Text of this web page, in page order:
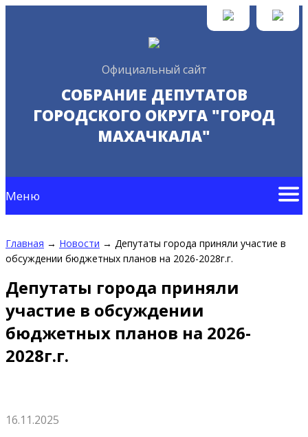
Официальный сайт
СОБРАНИЕ ДЕПУТАТОВ
ГОРОДСКОГО ОКРУГА "ГОРОД
МАХАЧКАЛА"
Меню
Главная → Новости → Депутаты города приняли участие в
обсуждении бюджетных планов на 2026-2028г.г.
Депутаты города приняли
участие в обсуждении
бюджетных планов на 2026-
2028г.г.
16.11.2025